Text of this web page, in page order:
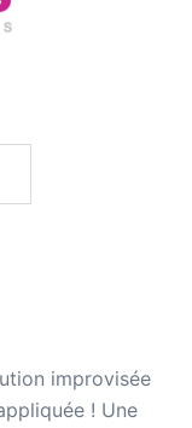
improvisée
! Une